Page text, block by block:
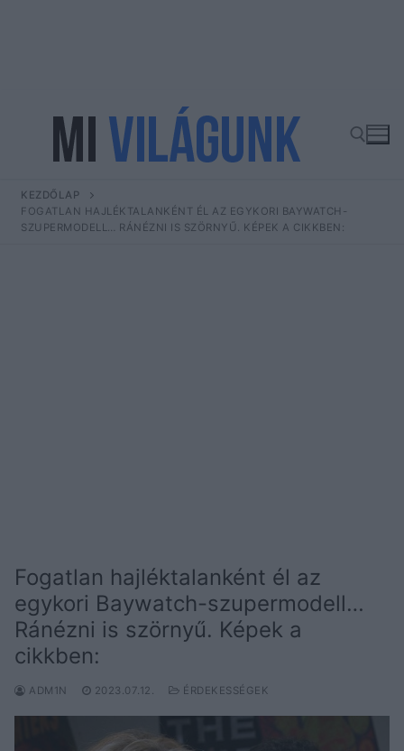
tartalomra
Keresése:
KEZDŐLAP
FOGATLAN HAJLÉKTALANKÉNT ÉL AZ EGYKORI BAYWATCH-
SZUPERMODELL… RÁNÉZNI IS SZÖRNYŰ. KÉPEK A CIKKBEN:
Fogatlan hajléktalanként él az
egykori Baywatch-szupermodell…
Ránézni is szörnyű. Képek a
cikkben:
ADM1N 2023.07.12. ÉRDEKESSÉGEK